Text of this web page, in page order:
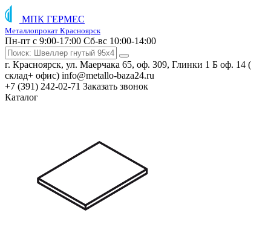
МПК ГЕРМЕС
Металлопрокат Красноярск
Пн-пт с 9:00-17:00 Сб-вс 10:00-14:00
г. Красноярск, ул. Маерчака 65, оф. 309, Глинки 1 Б оф. 14 (
склад+ офис) info@metallo-baza24.ru
+7 (391) 242-02-71 Заказать звонок
Каталог